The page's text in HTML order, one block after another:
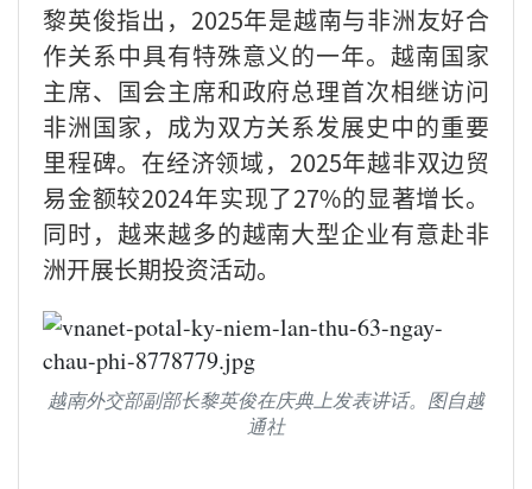
黎英俊指出，2025年是越南与非洲友好合
作关系中具有特殊意义的一年。越南国家
主席、国会主席和政府总理首次相继访问
非洲国家，成为双方关系发展史中的重要
里程碑。在经济领域，2025年越非双边贸
易金额较2024年实现了27%的显著增长。
同时，越来越多的越南大型企业有意赴非
洲开展长期投资活动。
越南外交部副部长黎英俊在庆典上发表讲话。图自越
通社